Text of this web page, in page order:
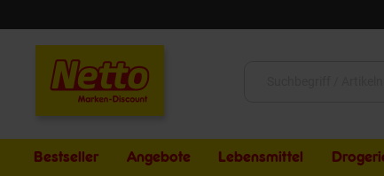
Bestseller Angebote Lebensmittel